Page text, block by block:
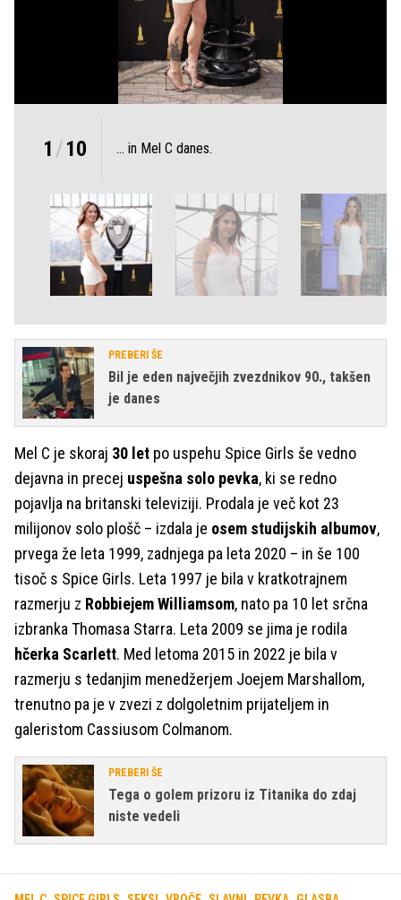
1 /10 ... in Mel C danes.
PREBERI ŠE
Bil je eden največjih zvezdnikov 90., takšen
je danes
Mel C je skoraj 30 let po uspehu Spice Girls še vedno
dejavna in precej uspešna solo pevka, ki se redno
pojavlja na britanski televiziji. Prodala je več kot 23
milijonov solo plošč – izdala je osem studijskih albumov,
prvega že leta 1999, zadnjega pa leta 2020 – in še 100
tisoč s Spice Girls. Leta 1997 je bila v kratkotrajnem
razmerju z Robbiejem Williamsom, nato pa 10 let srčna
izbranka Thomasa Starra. Leta 2009 se jima je rodila
hčerka Scarlett. Med letoma 2015 in 2022 je bila v
razmerju s tedanjim menedžerjem Joejem Marshallom,
trenutno pa je v zvezi z dolgoletnim prijateljem in
galeristom Cassiusom Colmanom.
PREBERI ŠE
Tega o golem prizoru iz Titanika do zdaj
niste vedeli